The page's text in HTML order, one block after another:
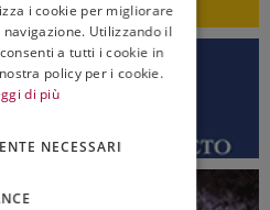
ENGLISH
i cookie per migliorare
Utilizzando il
a tutti i cookie in
policy per i cookie.
di più
NECESSARI